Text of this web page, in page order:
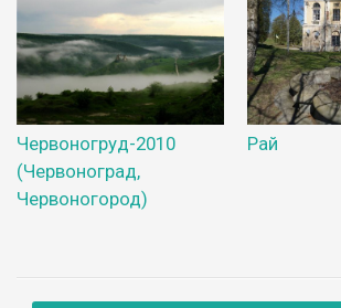
Червоногруд-2010
(Червоноград,
Червоногород)
Рай